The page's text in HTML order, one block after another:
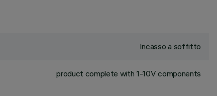
Incasso a soffitto
product complete with 1-10V components